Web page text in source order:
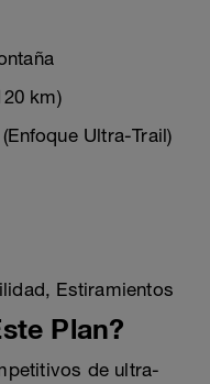
km)
Ultra-Trail)
Estiramientos
Plan?
de ultra-